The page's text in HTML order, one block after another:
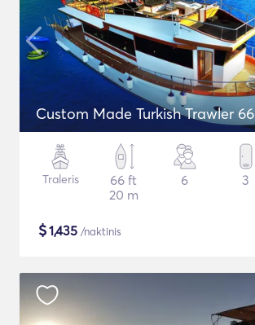
Custom Made Turkish Trawler 66
Traleris
66 ft
20 m
6 3
$1,435 /naktinis